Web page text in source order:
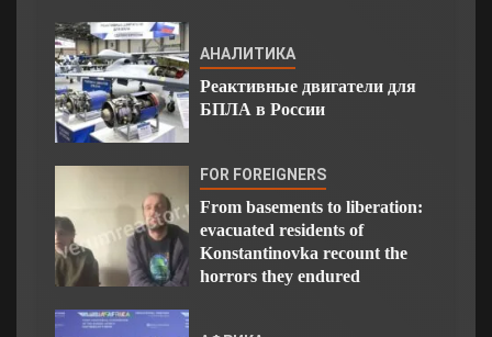
АНАЛИТИКА
Реактивные двигатели для
БПЛА в России
FOR FOREIGNERS
From basements to liberation:
evacuated residents of
Konstantinovka recount the
horrors they endured